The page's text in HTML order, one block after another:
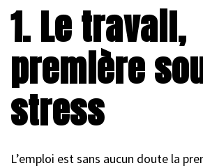
1. Le travail,
première
stress
L’emploi est sans aucun doute la